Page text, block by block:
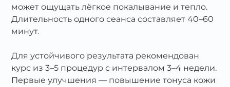
может ощущать лёгкое покалывание и тепло.
Длительность одного сеанса составляет 40–60
минут.
Для устойчивого результата рекомендован
курс из 3–5 процедур с интервалом 3–4 недели.
Первые улучшения — повышение тонуса кожи